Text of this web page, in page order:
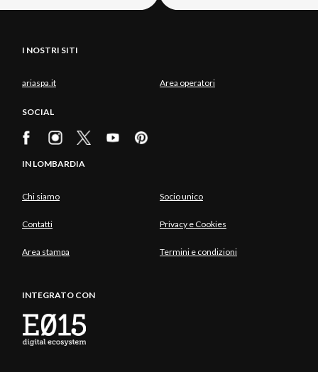
I NOSTRI SITI
ariaspa.it Area operatori
SOCIAL
IN LOMBARDIA
Chi siamo Socio unico
Contatti Privacy e Cookies
Area stampa Termini e condizioni
INTEGRATO CON